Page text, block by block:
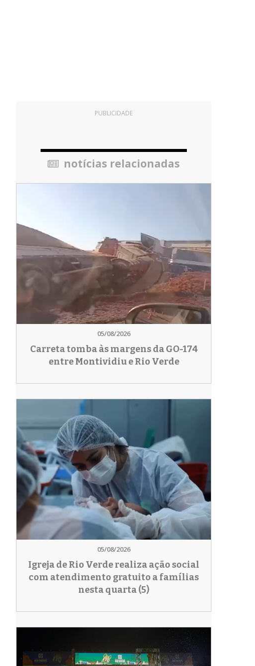
PUBLICIDADE
notícias relacionadas
05/08/2026
Carreta tomba às margens da GO-174
entre Montividiu e Rio Verde
05/08/2026
Igreja de Rio Verde realiza ação social
com atendimento gratuito a famílias
nesta quarta (5)